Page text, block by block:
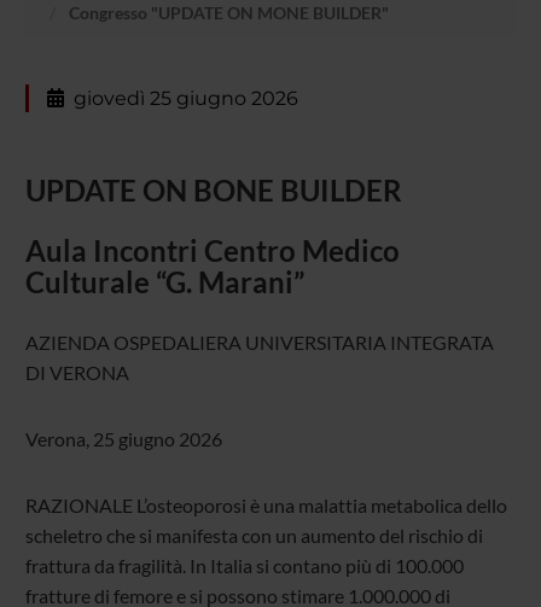
Congresso "UPDATE ON MONE BUILDER"
giovedì 25 giugno 2026
UPDATE ON BONE BUILDER
Aula Incontri Centro Medico
Culturale “G. Marani”
AZIENDA OSPEDALIERA UNIVERSITARIA INTEGRATA
DI VERONA
Verona, 25 giugno 2026
RAZIONALE L’osteoporosi è una malattia metabolica dello
scheletro che si manifesta con un aumento del rischio di
frattura da fragilità. In Italia si contano più di 100.000
fratture di femore e si possono stimare 1.000.000 di